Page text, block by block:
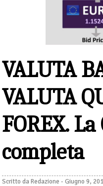
VALUTA
VALUTA
FOREX.
completa
Scritto daRedazione -Giugno 9,